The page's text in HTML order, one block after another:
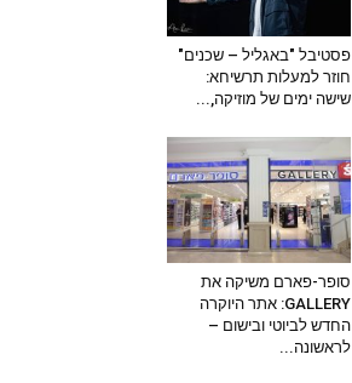
פסטיבל "באגליל – שכנים"
חוזר למעלות תרשיחא:
שישה ימים של מוזיקה,...
סופר-פארם משיקה את
GALLERY: אתר היוקרה
החדש לביוטי ובישום –
לראשונה...